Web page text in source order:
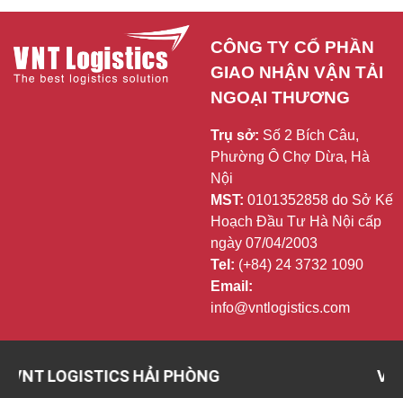
CÔNG TY CỔ PHẦN
GIAO NHẬN VẬN TẢI
NGOẠI THƯƠNG
Trụ sở: Số 2 Bích Câu,
Phường Ô Chợ Dừa, Hà
Nội
MST: 0101352858 do Sở Kế
Hoạch Đầu Tư Hà Nội cấp
ngày 07/04/2003
Tel: (+84) 24 3732 1090
Email:
info@vntlogistics.com
HẢI PHÒNG VNT